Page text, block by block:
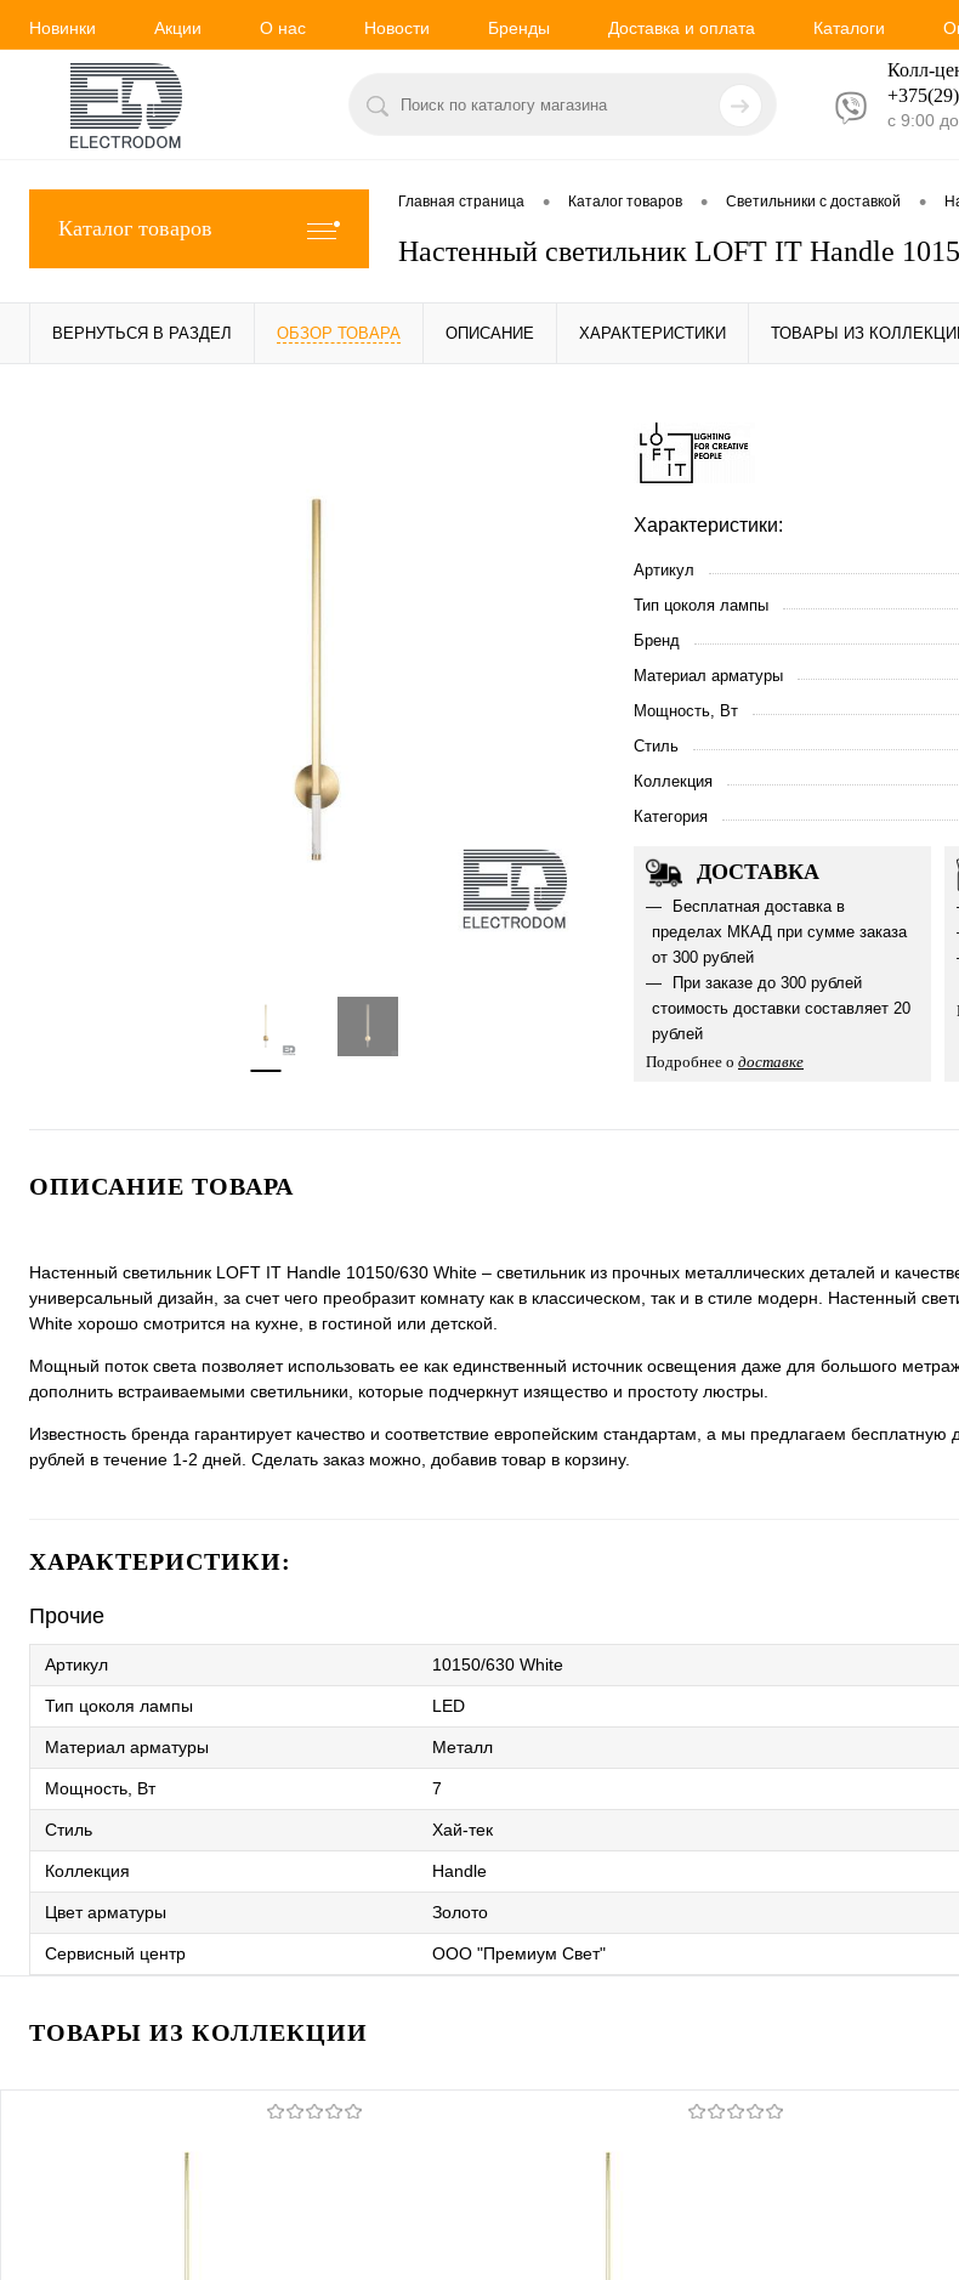
Новинки Акции О нас Новости Бренды Доставка и оплата Каталоги
Колл-
с 9:00
Каталог товаров
Главная страница • Каталог товаров • Светильники с доставкой •
Настенный светильник LOFT IT Handle
ВЕРНУТЬСЯ В РАЗДЕЛ ОБЗОР ТОВАРА ОПИСАНИЕ ХАРАКТЕРИСТИКИ ТОВАРЫ ИЗ
Характеристики:
Артикул
Тип цоколя лампы
Бренд
Материал арматуры
Мощность, Вт
Стиль
Коллекция
Категория
ДОСТАВКА
Бесплатная доставка в
пределах МКАД при сумме заказа
от 300 рублей
При заказе до 300 рублей
стоимость доставки составляет 20
рублей
Подробнее о доставке
ОПИСАНИЕ ТОВАРА
Настенный светильник LOFT IT Handle 10150/630 White – светильник из прочных металлических деталей и
универсальный дизайн, за счет чего преобразит комнату как в классическом, так и в стиле модерн. Настенный
White хорошо смотрится на кухне, в гостиной или детской.
Мощный поток света позволяет использовать ее как единственный источник освещения даже для большого
дополнить встраиваемыми светильники, которые подчеркнут изящество и простоту люстры.
Известность бренда гарантирует качество и соответствие европейским стандартам, а мы предлагаем бесплатную
рублей в течение 1-2 дней. Сделать заказ можно, добавив товар в корзину.
ХАРАКТЕРИСТИКИ:
Прочие
Артикул 10150/630 White
Тип цоколя лампы LED
Материал арматуры Металл
Мощность, Вт 7
Стиль Хай-тек
Коллекция Handle
Цвет арматуры Золото
Сервисный центр ООО "Премиум Свет"
ТОВАРЫ ИЗ КОЛЛЕКЦИИ